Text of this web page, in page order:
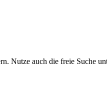
Nutze auch die freie Suche